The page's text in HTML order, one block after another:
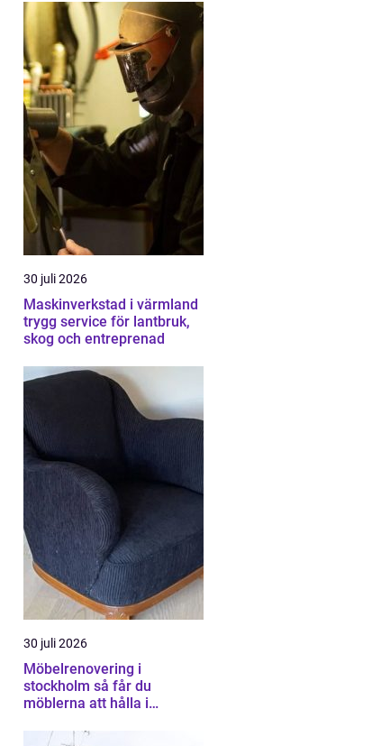
30 juli 2026
Maskinverkstad i värmland
trygg service för lantbruk,
skog och entreprenad
30 juli 2026
Möbelrenovering i
stockholm så får du
möblerna att hålla i